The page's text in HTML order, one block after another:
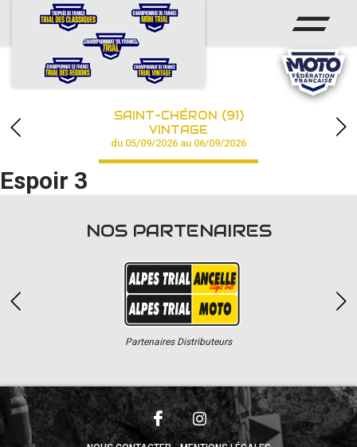
ACCUEIL
CALENDRIER
CHAMPIONNAT
RÉSULTATS
PHOTOS / VIDÉOS
PARTENAIRES
SAINT-CHÉRON (91)
VINTAGE
du 05/09/2026 au 06/09/2026
Espoir 3
NOS PARTENAIRES
Partenaires Distributeurs